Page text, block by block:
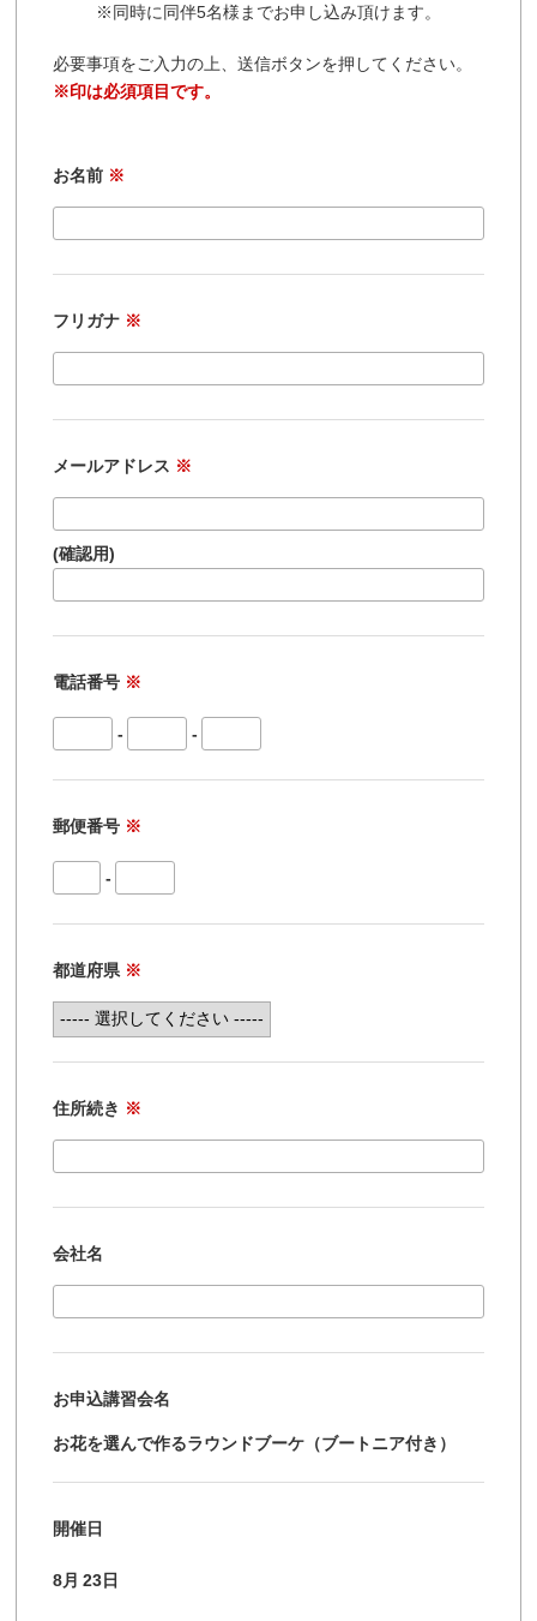
※同時に同伴5名様までお申し込み頂けます。
必要事項をご入力の上、送信ボタンを押してください。
※印は必須項目です。
お名前 ※
フリガナ ※
メールアドレス ※
(確認用)
電話番号 ※
- -
郵便番号 ※
-
都道府県 ※
住所続き ※
会社名
お申込講習会名
お花を選んで作るラウンドブーケ（ブートニア付き）
開催日
8月 23日